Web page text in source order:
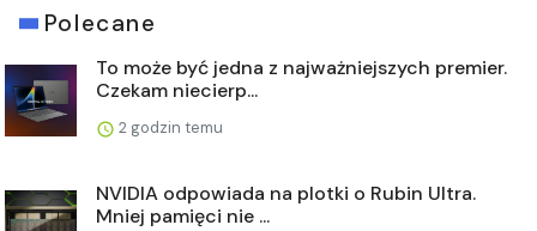
Polecane
To może być jedna z najważniejszych premier.
Czekam niecierp...
2 godzin temu
NVIDIA odpowiada na plotki o Rubin Ultra.
Mniej pamięci nie ...